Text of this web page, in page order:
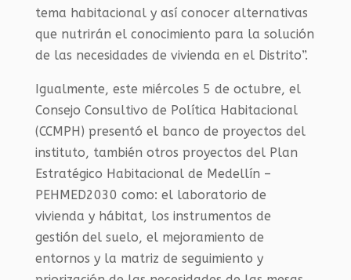
tema habitacional y así conocer alternativas
que nutrirán el conocimiento para la solución
de las necesidades de vivienda en el Distrito”.
Igualmente, este miércoles 5 de octubre, el
Consejo Consultivo de Política Habitacional
(CCMPH) presentó el banco de proyectos del
instituto, también otros proyectos del Plan
Estratégico Habitacional de Medellín –
PEHMED2030 como: el laboratorio de
vivienda y hábitat, los instrumentos de
gestión del suelo, el mejoramiento de
entornos y la matriz de seguimiento y